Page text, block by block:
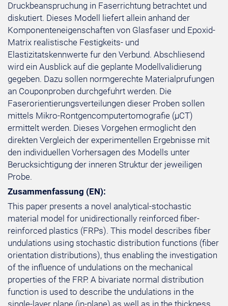
Druckbeanspruchung in Faserrichtung betrachtet und
diskutiert. Dieses Modell liefert allein anhand der
Komponenteneigenschaften von Glasfaser und Epoxid-
Matrix realistische Festigkeits- und
Elastizitatskennwerte fur den Verbund. Abschliesend
wird ein Ausblick auf die geplante Modellvalidierung
gegeben. Dazu sollen normgerechte Materialprufungen
an Couponproben durchgefuhrt werden. Die
Faserorientierungsverteilungen dieser Proben sollen
mittels Mikro-Rontgencomputertomografie (µCT)
ermittelt werden. Dieses Vorgehen ermoglicht den
direkten Vergleich der experimentellen Ergebnisse mit
den individuellen Vorhersagen des Modells unter
Berucksichtigung der inneren Struktur der jeweiligen
Probe.
Zusammenfassung (EN):
This paper presents a novel analytical-stochastic
material model for unidirectionally reinforced fiber-
reinforced plastics (FRPs). This model describes fiber
undulations using stochastic distribution functions (fiber
orientation distributions), thus enabling the investigation
of the influence of undulations on the mechanical
properties of the FRP. A bivariate normal distribution
function is used to describe the undulations in the
single-layer plane (in-plane) as well as in the thickness